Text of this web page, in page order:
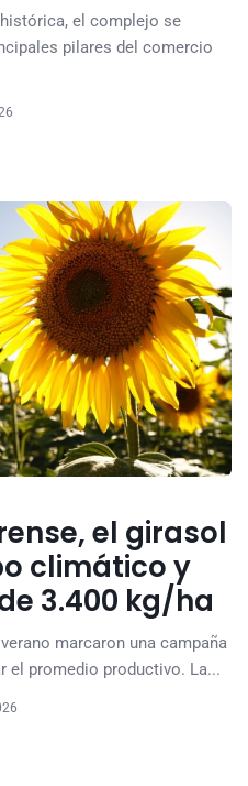
el complejo se
pilares del comercio
el girasol
climático y
3.400 kg/ha
marcaron una campaña
el promedio productivo. La...